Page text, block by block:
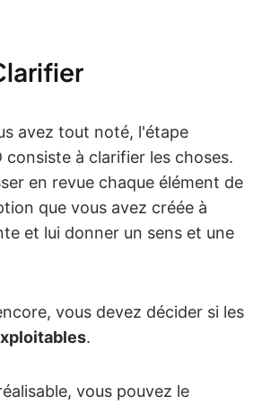
avez tout noté, l'étape
consiste à clarifier les choses.
en revue chaque élément de
que vous avez créée à
et lui donner un sens et une
vous devez décider si les
.
vous pouvez le